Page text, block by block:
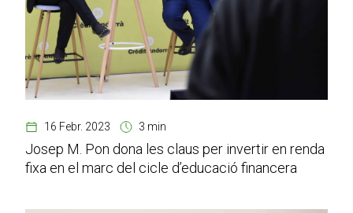
16 Febr. 2023 3 min
Josep M. Pon dona les claus per invertir en renda
fixa en el marc del cicle d’educació financera